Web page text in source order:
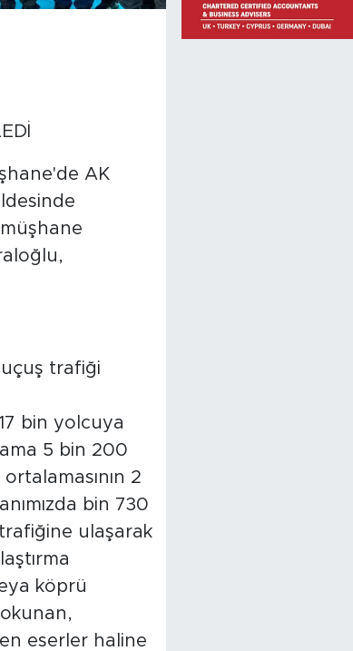
AK
trafiği
bin yolcuya
5 bin 200
2
bin 730
ulaşarak
köprü
eserler haline